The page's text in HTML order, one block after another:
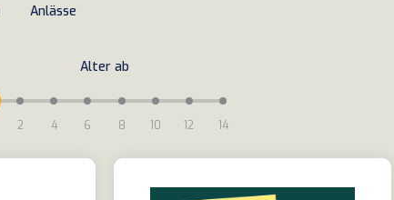
Anlässe
Alter ab
2 4 6 8 10 12 14